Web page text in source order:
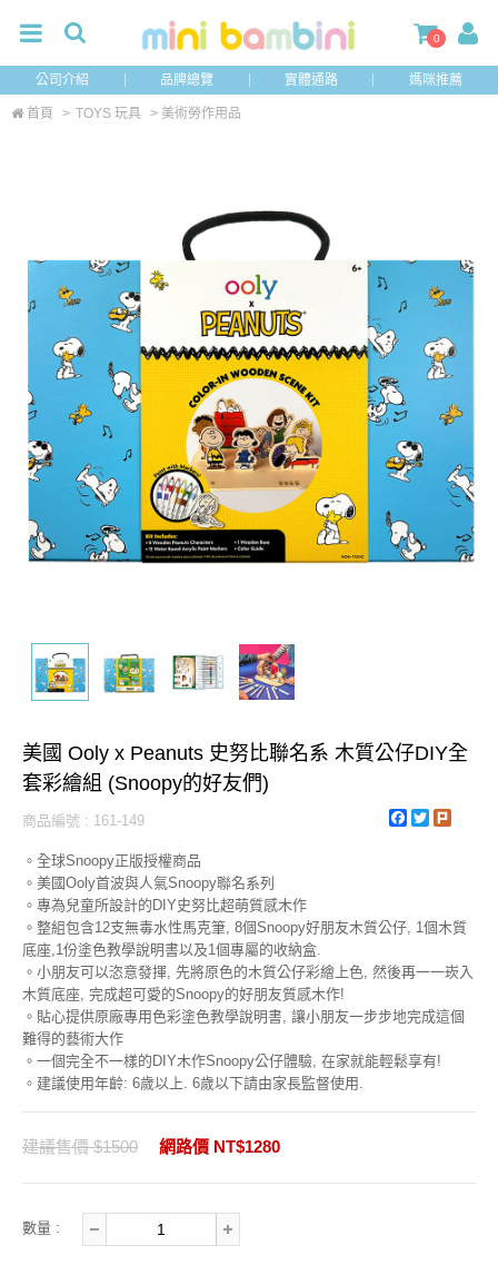
0
公司介紹 品牌總覽 實體通路 媽咪推薦
首頁 > TOYS 玩具 > 美術勞作用品
美國 Ooly x Peanuts 史努比聯名系 木質公仔DIY全
套彩繪組 (Snoopy的好友們)
Facebook
Twitter
商品編號 : 161-149
。全球Snoopy正版授權商品
。美國Ooly首波與人氣Snoopy聯名系列
。專為兒童所設計的DIY史努比超萌質感木作
。整組包含12支無毒水性馬克筆, 8個Snoopy好朋友木質公仔, 1個木質
底座,1份塗色教學說明書以及1個專屬的收納盒.
。小朋友可以恣意發揮, 先將原色的木質公仔彩繪上色, 然後再一一崁入
木質底座, 完成超可愛的Snoopy的好朋友質感木作!
。貼心提供原廠專用色彩塗色教學說明書, 讓小朋友一步步地完成這個
難得的藝術大作
。一個完全不一樣的DIY木作Snoopy公仔體驗, 在家就能輕鬆享有!
。建議使用年齡: 6歲以上. 6歲以下請由家長監督使用.
建議售價 $1500 網路價 NT$1280
數量 :